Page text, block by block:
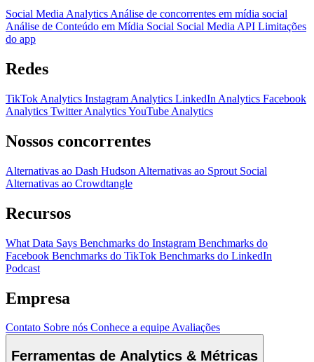
Social Media Analytics Análise de concorrentes em mídia social
Análise de Conteúdo em Mídia Social Social Media API Limitações
do app
Redes
TikTok Analytics Instagram Analytics LinkedIn Analytics Facebook
Analytics Twitter AnalyticsYouTube Analytics
Nossos concorrentes
Alternativas ao Dash Hudson Alternativas ao Sprout Social
Alternativas ao Crowdtangle
Recursos
What Data Says Benchmarks do Instagram Benchmarks do
Facebook Benchmarks do TikTok Benchmarks do LinkedIn
Podcast
Empresa
Contato Sobre nós Conhece a equipeAvaliações
Ferramentas de Analytics & Métricas